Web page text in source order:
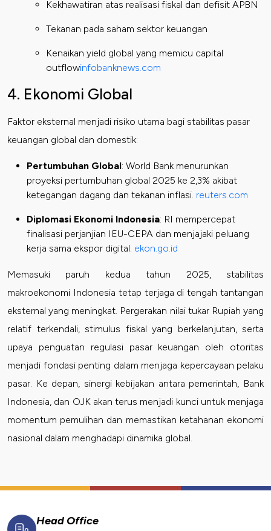
Kekhawatiran atas realisasi fiskal dan defisit APBN
Tekanan pada saham sektor keuangan
Kenaikan yield global yang memicu capital
outflowinfobanknews.com
4. Ekonomi Global
Faktor eksternal menjadi risiko utama bagi stabilitas pasar
keuangan global dan domestik:
Pertumbuhan Global: World Bank menurunkan
proyeksi pertumbuhan global 2025 ke 2,3% akibat
ketegangan dagang dan tekanan inflasi. reuters.com
Diplomasi Ekonomi Indonesia: RI mempercepat
finalisasi perjanjian IEU-CEPA dan menjajaki peluang
kerja sama ekspor digital. ekon.go.id
Memasuki paruh kedua tahun 2025, stabilitas
makroekonomi Indonesia tetap terjaga di tengah tantangan
eksternal yang meningkat. Pergerakan nilai tukar Rupiah yang
relatif terkendali, stimulus fiskal yang berkelanjutan, serta
upaya penguatan regulasi pasar keuangan oleh otoritas
menjadi fondasi penting dalam menjaga kepercayaan pelaku
pasar. Ke depan, sinergi kebijakan antara pemerintah, Bank
Indonesia, dan OJK akan terus menjadi kunci untuk menjaga
momentum pemulihan dan memastikan ketahanan ekonomi
nasional dalam menghadapi dinamika global.
Head Office